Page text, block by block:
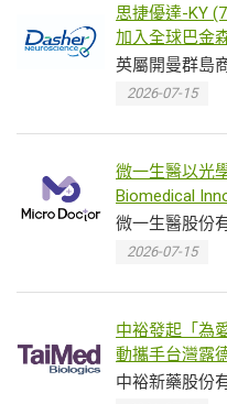
思捷優達-KY
加入全球巴金
英屬開曼群島
2026-07-15
微一生醫以光
Biomedical
微一生醫股份
2026-07-15
中裕發起「為
動攜手台灣露
中裕新藥股份